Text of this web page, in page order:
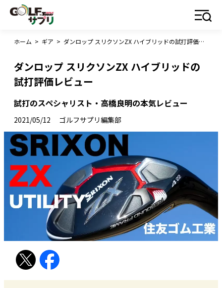
ホーム > ギア > ダンロップ スリクソンZX ハイブリッドの試打評価レビュー
ダンロップ スリクソンZX ハイブリッドの
試打評価レビュー
試打のスペシャリスト・高橋良明の本気レビュー
2021/05/12 ゴルフサプリ編集部